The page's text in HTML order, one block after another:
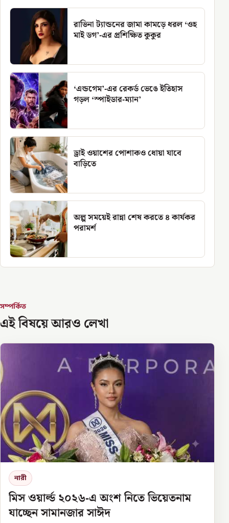
রাভিনা ট্যান্ডনের জামা কামড়ে ধরল ‘ওহ
মাই ডগ’-এর প্রশিক্ষিত কুকুর
‘এন্ডগেম’-এর রেকর্ড ভেঙে ইতিহাস
গড়ল ‘স্পাইডার-ম্যান’
ড্রাই ওয়াশের পোশাকও ধোয়া যাবে
বাড়িতে
অল্প সময়েই রান্না শেষ করতে ৪ কার্যকর
পরামর্শ
সম্পর্কিত
এই বিষয়ে আরও লেখা
নারী
মিস ওয়ার্ল্ড ২০২৬-এ অংশ নিতে ভিয়েতনাম
যাচ্ছেন সামানজার সাঈদ